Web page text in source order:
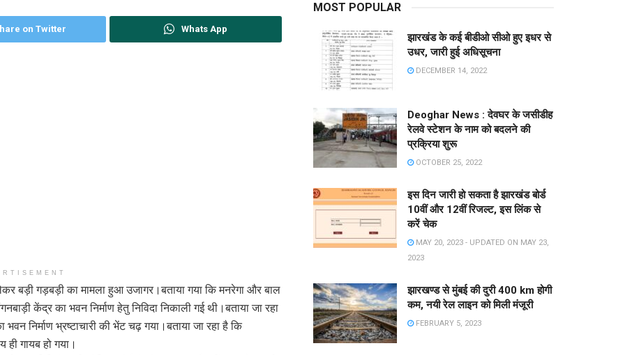
on Twitter Whats App
बड़ी गड़बड़ी का मामला हुआ उजागर।बताया गया कि मनरेगा और बाल
केंद्र का भवन निर्माण हेतु निविदा निकाली गई थी।बताया जा रहा
निर्माण भ्रष्टाचारी की भेंट चढ़ गया।बताया जा रहा है कि
गायब हो गया।
MOST POPULAR
झारखंड के कई बीडीओ सीओ हुए इधर से
उधर, जारी हुई अधिसूचना
DECEMBER 14, 2022
Deoghar News : देवघर के जसीडीह
रेलवे स्टेशन के नाम को बदलने की
प्रक्रिया शुरू
OCTOBER 25, 2022
इस दिन जारी हो सकता है झारखंड बोर्ड
10वीं और 12वीं रिजल्ट, इस लिंक से
करें चेक
MAY 20, 2023 - UPDATED ON MAY 23,
2023
झारखण्ड से मुंबई की दुरी 400 km होगी
कम, नयी रेल लाइन को मिली मंजूरी
FEBRUARY 5, 2023